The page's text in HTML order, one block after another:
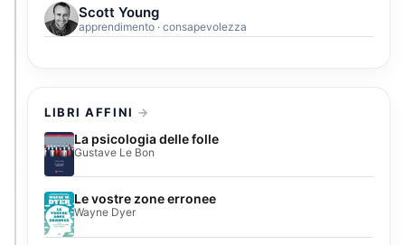
Scott Young
apprendimento · consapevolezza
LIBRI AFFINI
La psicologia delle folle
Gustave Le Bon
Le vostre zone erronee
Wayne Dyer